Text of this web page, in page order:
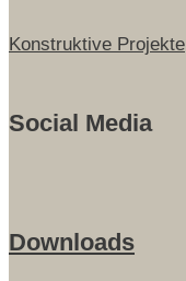
Konstruktive Projekte
Social Media
Downloads